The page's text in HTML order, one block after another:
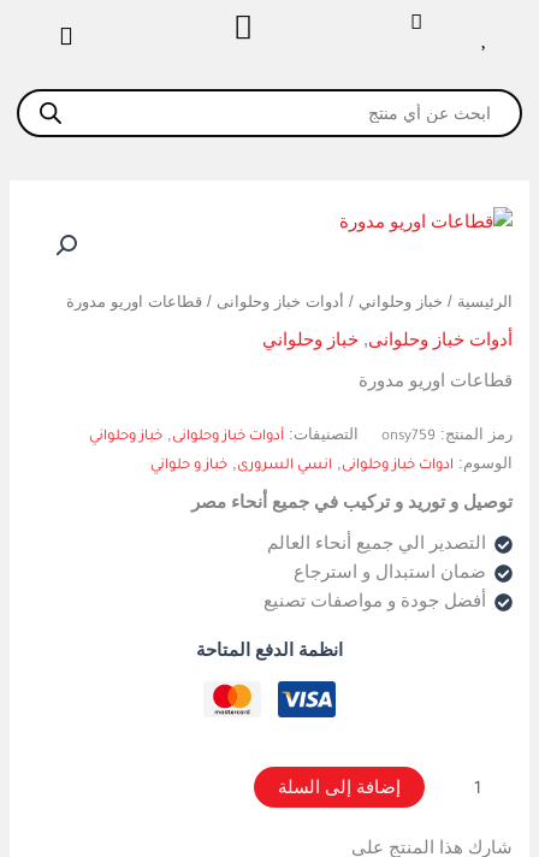
Products
search
الرئيسية / خباز وحلواني / أدوات خباز وحلوانى / قطاعات اوريو مدورة
أدوات خباز وحلوانى,خباز وحلواني
قطاعات اوريو مدورة
رمز المنتج: onsy759 التصنيفات:أدوات خباز وحلوانى ,خباز وحلواني
الوسوم: ادوات خباز وحلوانى انسي السرورى ,خباز و حلواني
توصيل و توريد و تركيب في جميع أنحاء مصر
التصدير الي جميع أنحاء العالم
ضمان استبدال و استرجاع
أفضل جودة و مواصفات تصنيع
انظمة الدفع المتاحة
كمية
إضافة إلى السلة
شارك هذا المنتج علي